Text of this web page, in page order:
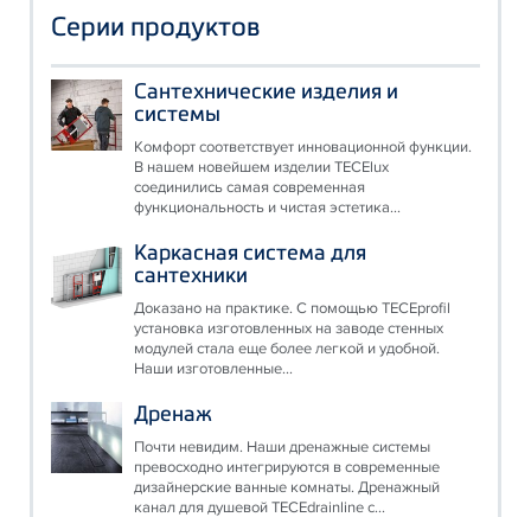
Серии продуктов
Сантехнические изделия и
системы
Комфорт соответствует инновационной функции.
В нашем новейшем изделии TECElux
соединились самая современная
функциональность и чистая эстетика...
Каркасная система для
сантехники
Доказано на практике. С помощью TECEprofil
установка изготовленных на заводе стенных
модулей стала еще более легкой и удобной.
Наши изготовленные...
Дренаж
Почти невидим. Наши дренажные системы
превосходно интегрируются в современные
дизайнерские ванные комнаты. Дренажный
канал для душевой TECEdrainline с...